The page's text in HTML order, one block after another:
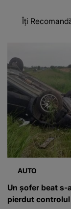
Îți
AUTO
Un șofer beat s-
pierdut